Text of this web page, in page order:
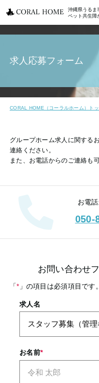
沖縄県うるま
ペット共生障
求人応募フォーム
CORAL HOME（コーラルホーム）ト
グループホーム求人に関する
連絡ください。
また、お電話からのご連絡も
お電
050-
お問い合わせ
「* 」の項目は必須項目です。
求人名
お名前*